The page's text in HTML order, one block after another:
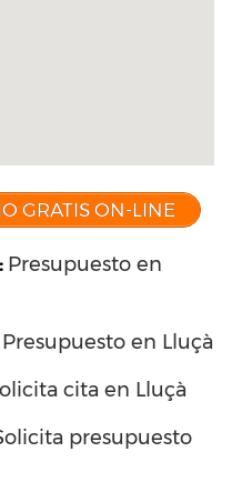
GRATIS ON-LINE
Presupuesto en
Presupuesto en Lluçà
cita en Lluçà
presupuesto